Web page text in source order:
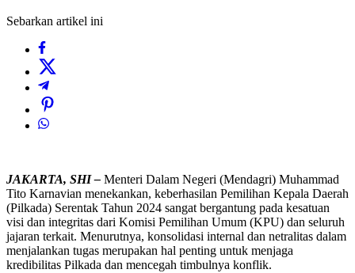
Sebarkan artikel ini
JAKARTA, SHI – Menteri Dalam Negeri (Mendagri) Muhammad
Tito Karnavian menekankan, keberhasilan Pemilihan Kepala Daerah
(Pilkada) Serentak Tahun 2024 sangat bergantung pada kesatuan
visi dan integritas dari Komisi Pemilihan Umum (KPU) dan seluruh
jajaran terkait. Menurutnya, konsolidasi internal dan netralitas dalam
menjalankan tugas merupakan hal penting untuk menjaga
kredibilitas Pilkada dan mencegah timbulnya konflik.